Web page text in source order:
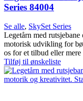
Series 84004
Se alle, SkySet Series
Legetårn med
motorisk udvikling for
os for et tilbud eller
Tilføj til ønskeliste